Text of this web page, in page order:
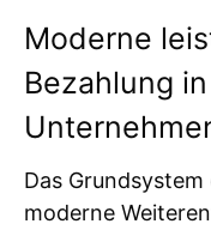
Moderne
Bezahlung
Das
moderne